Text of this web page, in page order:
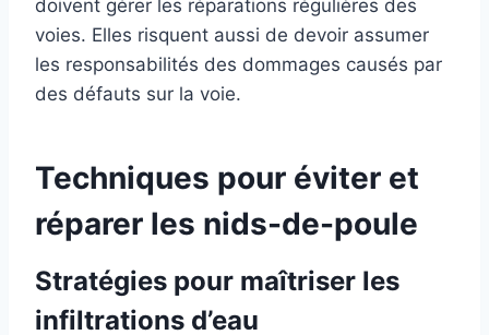
doivent gérer les réparations régulières des
voies. Elles risquent aussi de devoir assumer
les responsabilités des dommages causés par
des défauts sur la voie.
Techniques pour éviter et
réparer les nids-de-poule
Stratégies pour maîtriser les
infiltrations d’eau